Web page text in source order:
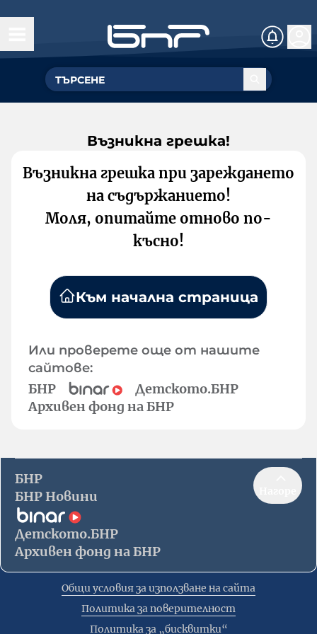
Възникна грешка!
Възникна грешка при зареждането
на съдържанието!
Моля, опитайте отново по-
късно!
Към начална страница
Или проверете още от нашите
сайтове:
БНР
Детското.БНР
Архивен фонд на БНР
БНР
БНР Новини
Детското.БНР
Архивен фонд на БНР
Общи условия за използване на сайта
Политика за поверителност
Политика за „бисквитки“